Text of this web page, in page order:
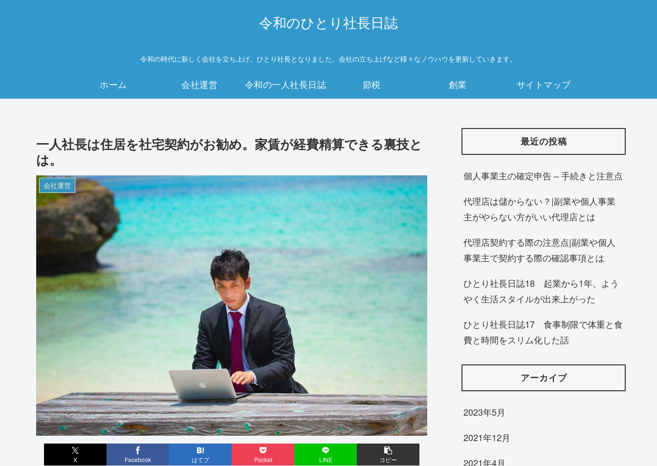
令和のひとり社長日誌
令和の時代に新しく会社を立ち上げ、ひとり社長となりました。会社の立ち上げなど様々なノウハウを更新していきます。
ホーム 会社運営 令和の一人社長日誌 節税 創業 サイトマップ
一人社長は住居を社宅契約がお勧め。家賃が経費精算できる裏技と
は。
会社運営
X Facebook はてブ Pocket LINE コピー
最近の投稿
個人事業主の確定申告 – 手続きと注意点
代理店は儲からない？|副業や個人事業
主がやらない方がいい代理店とは
代理店契約する際の注意点|副業や個人
事業主で契約する際の確認事項とは
ひとり社長日誌18 起業から1年、よう
やく生活スタイルが出来上がった
ひとり社長日誌17 食事制限で体重と食
費と時間をスリム化した話
アーカイブ
2023年5月
2021年12月
2021年4月